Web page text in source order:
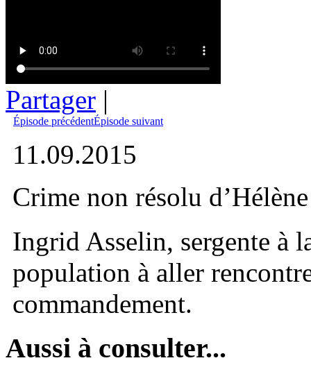
Partager |
Épisode précédentÉpisode suivant
11.09.2015
Crime non résolu
Ingrid Asselin, sergente à
population à aller
commandement.
Aussi à consulter...